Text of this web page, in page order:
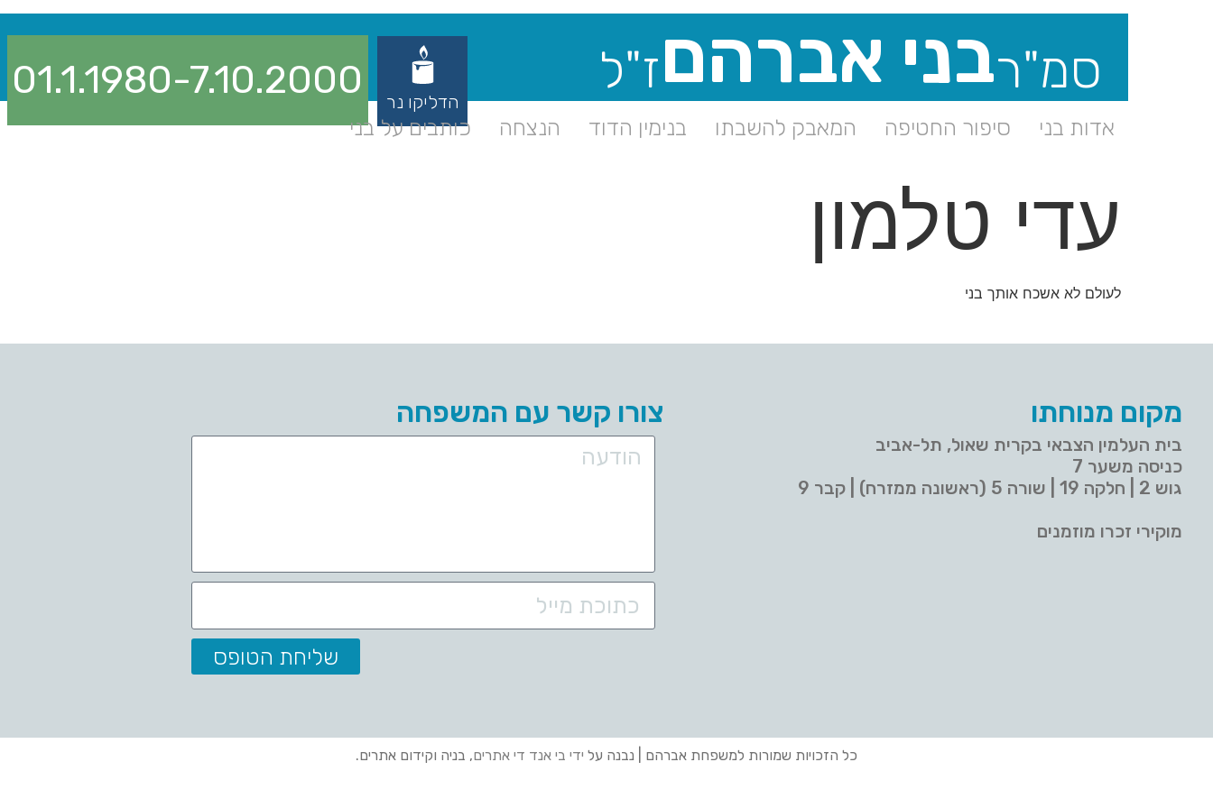
סמ"רבני אברהםז"ל
אדות בני סיפור החטיפה המאבק להשבתו בנימין הדוד הנצחה כותבים על בני
הדליקו נר 01.1.1980-7.10.2000
עדי טלמון
לעולם לא אשכח אותך בני
מקום מנוחתו
בית העלמין הצבאי בקרית שאול, תל-אביב
כניסה משער 7
גוש 2 | חלקה 19 | שורה 5 (ראשונה ממזרח) | קבר 9
מוקירי זכרו מוזמנים
צורו קשר עם המשפחה
שליחת הטופס
כל הזכויות שמורות למשפחת אברהם | נבנה על ידי בי אנד די אתרים, בניה וקידום אתרים.